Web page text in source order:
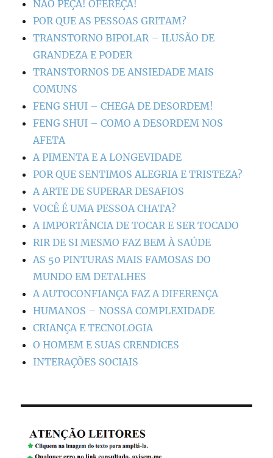
NÃO PEÇA! OFEREÇA!
POR QUE AS PESSOAS GRITAM?
TRANSTORNO BIPOLAR – ILUSÃO DE
GRANDEZA E PODER
TRANSTORNOS DE ANSIEDADE MAIS
COMUNS
FENG SHUI – CHEGA DE DESORDEM!
FENG SHUI – COMO A DESORDEM NOS
AFETA
A PIMENTA E A LONGEVIDADE
POR QUE SENTIMOS ALEGRIA E TRISTEZA?
A ARTE DE SUPERAR DESAFIOS
VOCÊ É UMA PESSOA CHATA?
A IMPORTÂNCIA DE TOCAR E SER TOCADO
RIR DE SI MESMO FAZ BEM À SAÚDE
AS 50 PINTURAS MAIS FAMOSAS DO
MUNDO EM DETALHES
A AUTOCONFIANÇA FAZ A DIFERENÇA
HUMANOS – NOSSA COMPLEXIDADE
CRIANÇA E TECNOLOGIA
O HOMEM E SUAS CRENDICES
INTERAÇÕES SOCIAIS